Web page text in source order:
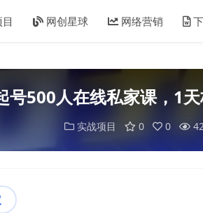
网创星球 网络营销
号500人在线私家课，1
实战项目 0 0